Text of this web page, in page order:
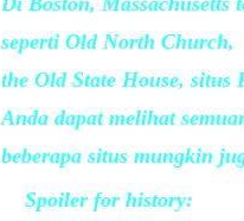
seperti Old North Church,
the Old State House,
Anda dapat melihat
beberapa situs mungkin
Spoiler for history: